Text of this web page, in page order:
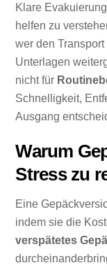
Klare
helfen zu
wer den
Unterlagen
nicht für
Schnelligkeit,
Ausgang
Warum
Stress zu
Eine
indem sie die
verspätetes